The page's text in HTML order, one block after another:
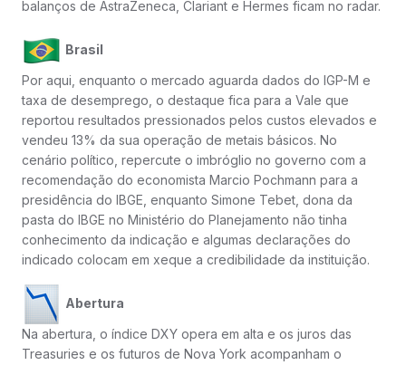
balanços de AstraZeneca, Clariant e Hermes ficam no radar.
Brasil
Por aqui, enquanto o mercado aguarda dados do IGP-M e
taxa de desemprego, o destaque fica para a Vale que
reportou resultados pressionados pelos custos elevados e
vendeu 13% da sua operação de metais básicos. No
cenário político, repercute o imbróglio no governo com a
recomendação do economista Marcio Pochmann para a
presidência do IBGE, enquanto Simone Tebet, dona da
pasta do IBGE no Ministério do Planejamento não tinha
conhecimento da indicação e algumas declarações do
indicado colocam em xeque a credibilidade da instituição.
Abertura
Na abertura, o índice DXY opera em alta e os juros das
Treasuries e os futuros de Nova York acompanham o